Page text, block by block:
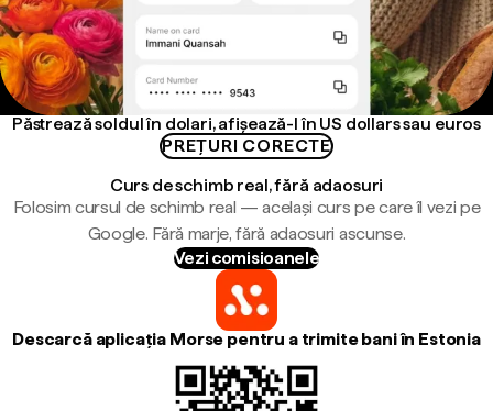
Păstrează soldul în dolari, afișează-l în US dollars sau euros
PREȚURI CORECTE
Curs de schimb real, fără adaosuri
Folosim cursul de schimb real — același curs pe care îl vezi pe
Google. Fără marje, fără adaosuri ascunse.
Vezi comisioanele
Descarcă aplicația Morse pentru a trimite bani în Estonia